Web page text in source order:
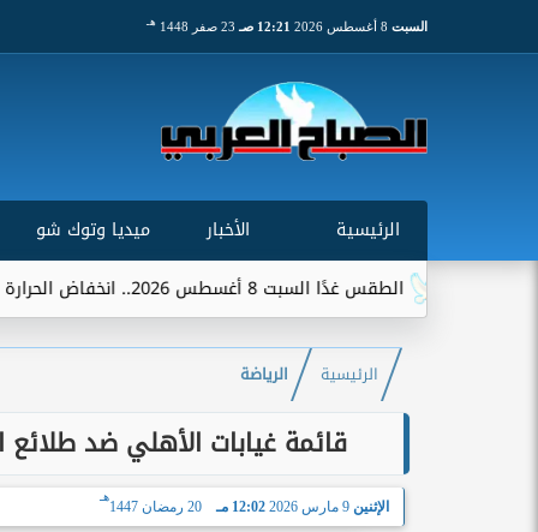
السبت 12:21 صـ 23 صفر 1448 هـ
الرئيسية الأخبار
ميديا وتوك شو
غدًا السبت 8 أغسطس 2026.. انخفاض الحرارة وشبورة ورياح على عدة...
الرئيسية الرياضة
قائمة غيابات الأهلي ضد
الإثنين 9 مارس 2026 12:02 مـ 20 رمضان 1447
هـ